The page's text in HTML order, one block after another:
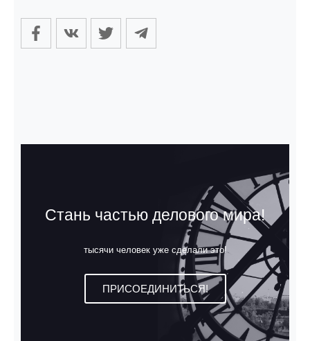
Стань частью делового мира!
тысячи человек уже сделали это!
ПРИСОЕДИНИТЬСЯ!